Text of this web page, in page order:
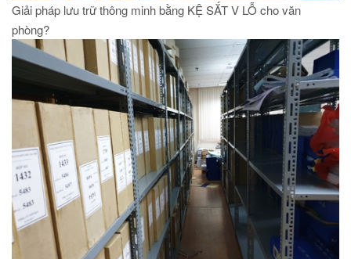
Giải pháp lưu trữ thông minh bằng KỆ SẮT V LỖ cho văn
phòng?